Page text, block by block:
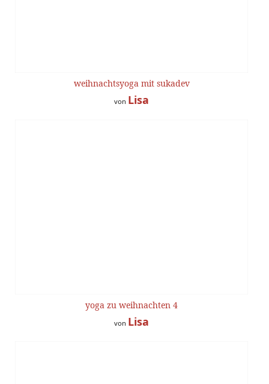
weihnachtsyoga mit sukadev
von Lisa
yoga zu weihnachten 4
von Lisa